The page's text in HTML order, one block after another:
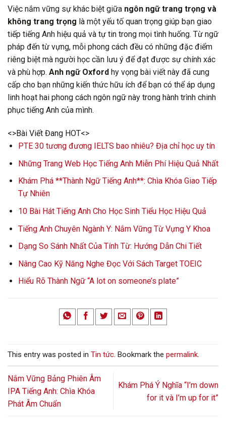
Việc nắm vững sự khác biệt giữa ngôn ngữ trang trọng và
không trang trọng là một yếu tố quan trọng giúp bạn giao
tiếp tiếng Anh hiệu quả và tự tin trong mọi tình huống. Từ ngữ
pháp đến từ vựng, mỗi phong cách đều có những đặc điểm
riêng biệt mà người học cần lưu ý để đạt được sự chính xác
và phù hợp. Anh ngữ Oxford hy vọng bài viết này đã cung
cấp cho bạn những kiến thức hữu ích để bạn có thể áp dụng
linh hoạt hai phong cách ngôn ngữ này trong hành trình chinh
phục tiếng Anh của mình.
<>Bài Viết Đang HOT<>
PTE 30 tương đương IELTS bao nhiêu? Địa chỉ học uy tín
Những Trang Web Học Tiếng Anh Miễn Phí Hiệu Quả Nhất
Khám Phá **Thành Ngữ Tiếng Anh**: Chìa Khóa Giao Tiếp
Tự Nhiên
10 Bài Hát Tiếng Anh Cho Học Sinh Tiểu Học Hiệu Quả
Tiếng Anh Chuyên Ngành Y: Nắm Vững Từ Vựng Y Khoa
Dạng So Sánh Nhất Của Tính Từ: Hướng Dẫn Chi Tiết
Nâng Cao Kỹ Năng Nghe Đọc Với Sách Target TOEIC
Hiểu Rõ Thành Ngữ “A lot on someone’s plate”
This entry was posted in Tin tức. Bookmark the permalink.
Nắm Vững Bảng Phiên Âm
IPA Tiếng Anh: Chìa Khóa
Phát Âm Chuẩn
Khám Phá Ý Nghĩa “I’m down
for it và I’m up for it”